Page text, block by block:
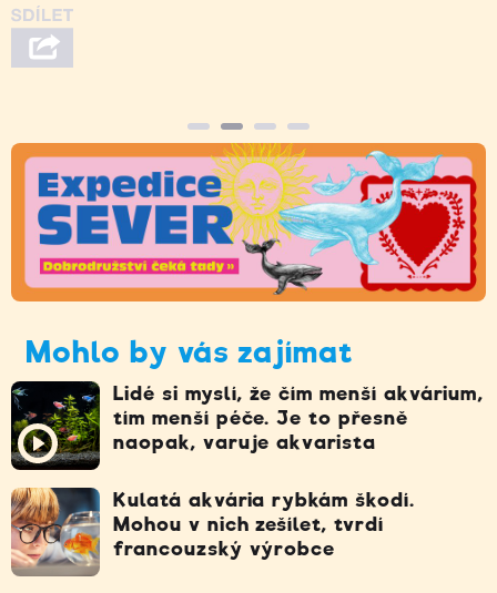
Mohlo by vás zajímat
Lidé si myslí, že čím menší akvárium,
tím menší péče. Je to přesně
naopak, varuje akvarista
Kulatá akvária rybkám škodí.
Mohou v nich zešílet, tvrdí
francouzský výrobce